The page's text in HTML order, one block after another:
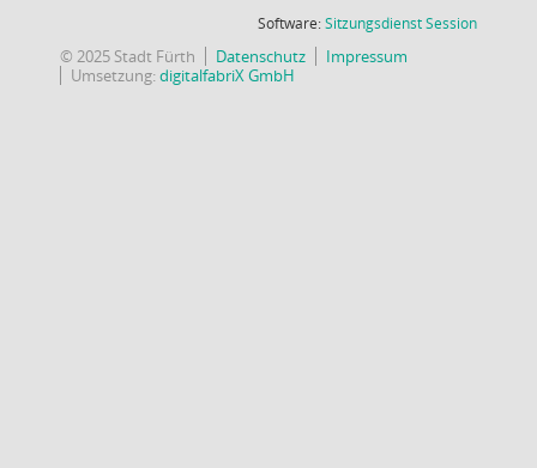
Software:SitzungsdienstSession(Wird in
© 2025 Stadt Fürth Datenschutz
Impressum
Umsetzung:digitalfabriX GmbH